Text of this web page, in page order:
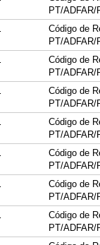
PT/ADFAR/
Código de
PT/ADFAR/
Código de
PT/ADFAR/
Código de
PT/ADFAR/
Código de
PT/ADFAR/
Código de
PT/ADFAR/
Código de
PT/ADFAR/
Código de
PT/ADFAR/